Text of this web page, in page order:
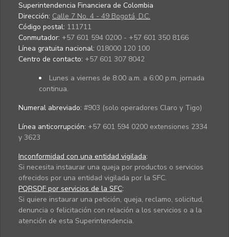
Superintendencia Financiera de Colombia
Dirección: Calle 7 No. 4 - 49 Bogotá, D.C.
Código postal: 111711
Conmutador: +57 601 594 0200 - +57 601 350 8166
Línea gratuita nacional: 018000 120 100
Centro de contacto: +57 601 307 8042
Lunes a viernes de 8:00 a.m. a 6:00 p.m. jornada
continua.
Numeral abreviado: #903 (solo operadores Claro y Tigo)
Línea anticorrupción: +57 601 594 0200 extensiones 2334
y 3623
Inconformidad con una entidad vigilada:
Si necesita instaurar una queja por productos o servicios
ofrecidos por una entidad vigilada por la SFC.
PQRSDF por servicios de la SFC:
Si quiere instaurar una petición, queja, reclamo, solicitud,
denuncia o felicitación con relación a los servicios o a la
atención de esta Superintendencia.